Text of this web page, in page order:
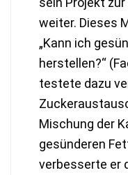
weiter. Dieses
„Kann ich
herstellen?“
testete dazu
Mischung der
gesünderen
verbesserte er